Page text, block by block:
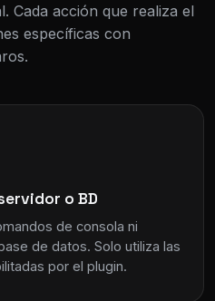
Cada acción que realiza el
específicas con
o BD
de consola ni
de datos. Solo utiliza las
por el plugin.